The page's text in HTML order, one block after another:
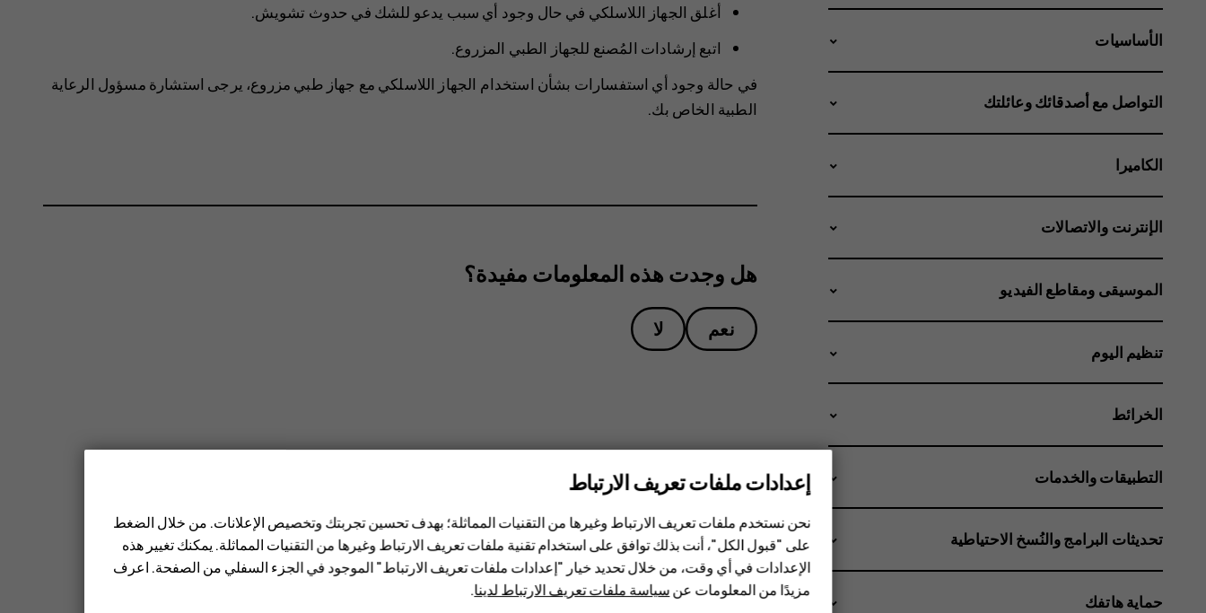
أغلق الجهاز اللاسلكي في حال وجود أي سبب يدعو للشك في حدوث تشويش.
اتبع إرشادات المُصنع للجهاز الطبي المزروع.
في حالة وجود أي استفسارات بشأن استخدام الجهاز اللاسلكي مع جهاز طبي مزروع، يرجى استشارة مسؤول الرعاية
الطبية الخاص بك.
هل وجدت هذه المعلومات مفيدة؟
نعم لا
الأساسيات
التواصل مع أصدقائك وعائلتك
الكاميرا
الإنترنت والاتصالات
الموسيقى ومقاطع الفيديو
تنظيم اليوم
الخرائط
التطبيقات والخدمات
تحديثات البرامج والنُسخ الاحتياطية
حماية هاتفك
إعدادات ملفات تعريف الارتباط
نحن نستخدم ملفات تعريف الارتباط وغيرها من التقنيات المماثلة؛ بهدف تحسين تجربتك وتخصيص الإعلانات. من خلال الضغط
على "قبول الكل"، أنت بذلك توافق على استخدام تقنية ملفات تعريف الارتباط وغيرها من التقنيات المماثلة. يمكنك تغيير هذه
الإعدادات في أي وقت، من خلال تحديد خيار "إعدادات ملفات تعريف الارتباط" الموجود في الجزء السفلي من الصفحة. اعرف
مزيدًا من المعلومات عنسياسة ملفات تعريف الارتباط لدينا.